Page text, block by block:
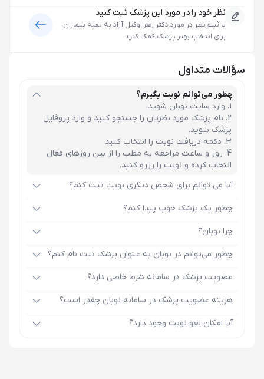
نظر خود را در مورد این پزشک ثبت کنید
با ثبت نظر در مورد دکتر زهرا وکیل آزاد به بقیه بیماران
برای انتخاب بهتر پزشک کمک کنید.
سؤالات متداول
چطور می‌توانم نوبت بگیرم؟
وارد سایت نوبان شوید.
نام پزشک مورد نظرتان را جستجو کنید و وارد پروفایل
پزشک شوید.
دکمه دریافت نوبت را انتخاب کنید.
روز و ساعت مراجعه به مطب را از بین روزهای فعال
انتخاب کرده و نوبت را رزرو کنید.
آیا می توانم برای شخص دیگری نوبت ثبت کنم؟
چطور یک پزشک خوب پیدا کنم؟
چرا نوبان؟
چطور می‌توانم در نوبان به عنوان پزشک ثبت نام کنم؟
عضویت پزشک در سامانه شرط خاصی دارد؟
هزینه عضویت پزشک در سامانه نوبان چقدر است؟
آیا امکان لغو نوبت وجود دارد؟